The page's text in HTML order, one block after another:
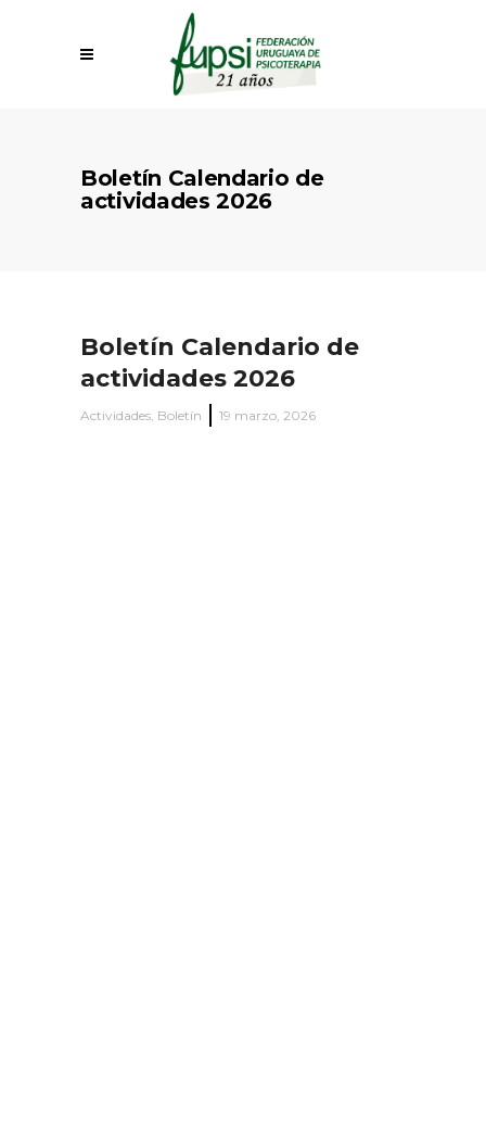
Boletín Calendario de
actividades 2026
Boletín Calendario de
actividades 2026
Actividades, Boletín 19 marzo, 2026